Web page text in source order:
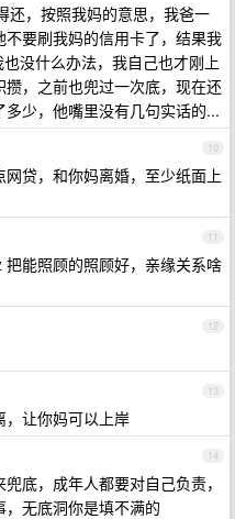
还，按照我妈的意思，我爸一
要刷我妈的信用卡了，结果我
没什么办法，我自己也才刚上
，之前也兜过一次底，现在还
少，他嘴里没有几句实话的...
10
贷，和你妈离婚，至少纸面上
11
能照顾的照顾好，亲缘关系啥
12
13
，让你妈可以上岸
14
底，成年人都要对自己负责，
无底洞你是填不满的